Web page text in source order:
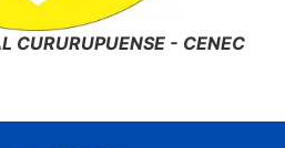
CURURUPUENSE - CENEC